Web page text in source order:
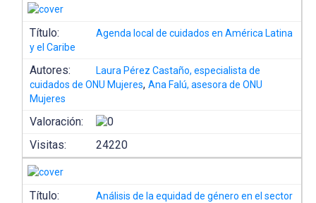
Título:
Agenda local de cuidados en América Latina
y el Caribe
Autores:
Laura Pérez Castaño, especialista de
cuidados de ONU Mujeres,Ana Falú, asesora de ONU
Mujeres
Valoración:
Visitas:
24220
Título: Análisis de la equidad de género en el sector